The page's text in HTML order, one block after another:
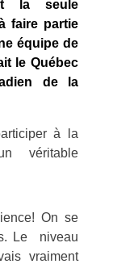
la seule
faire partie
équipe de
le Québec
de la
à la
véritable
On se
Le niveau
vraiment